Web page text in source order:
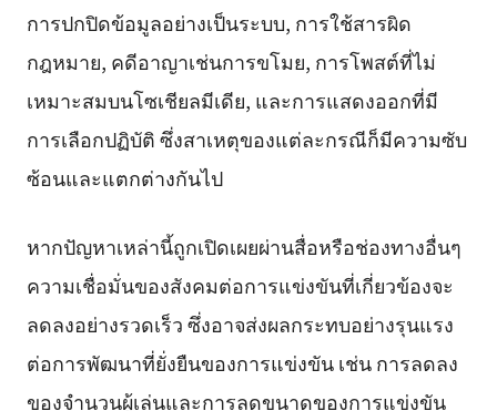
การปกปิดข้อมูลอย่างเป็นระบบ, การใช้สารผิด
กฎหมาย, คดีอาญาเช่นการขโมย, การโพสต์ที่ไม่
เหมาะสมบนโซเชียลมีเดีย, และการแสดงออกที่มี
การเลือกปฏิบัติ ซึ่งสาเหตุของแต่ละกรณีก็มีความซับ
ซ้อนและแตกต่างกันไป
หากปัญหาเหล่านี้ถูกเปิดเผยผ่านสื่อหรือช่องทางอื่นๆ
ความเชื่อมั่นของสังคมต่อการแข่งขันที่เกี่ยวข้องจะ
ลดลงอย่างรวดเร็ว ซึ่งอาจส่งผลกระทบอย่างรุนแรง
ต่อการพัฒนาที่ยั่งยืนของการแข่งขัน เช่น การลดลง
ของจำนวนผู้เล่นและการลดขนาดของการแข่งขัน